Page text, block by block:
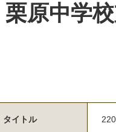
栗原中学
タイトル